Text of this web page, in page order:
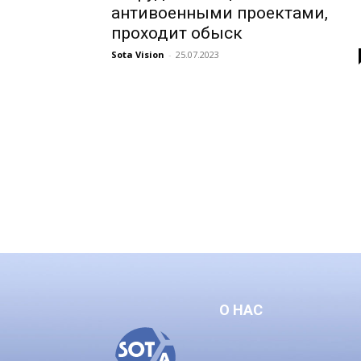
антивоенными проектами,
проходит обыск
Sota Vision - 25.07.2023
О НАС